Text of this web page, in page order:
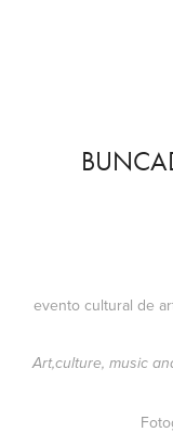
evento cultural de
Art,culture, music